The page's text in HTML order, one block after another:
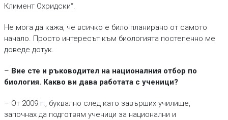
Климент Охридски“.
Не мога да кажа, че всичко е било планирано от самото
начало. Просто интересът към биологията постепенно ме
доведе дотук.
– Вие сте и ръководител на националния отбор по
биология. Какво ви дава работата с ученици?
– От 2009 г., буквално след като завърших училище,
започнах да подготвям ученици за национални и